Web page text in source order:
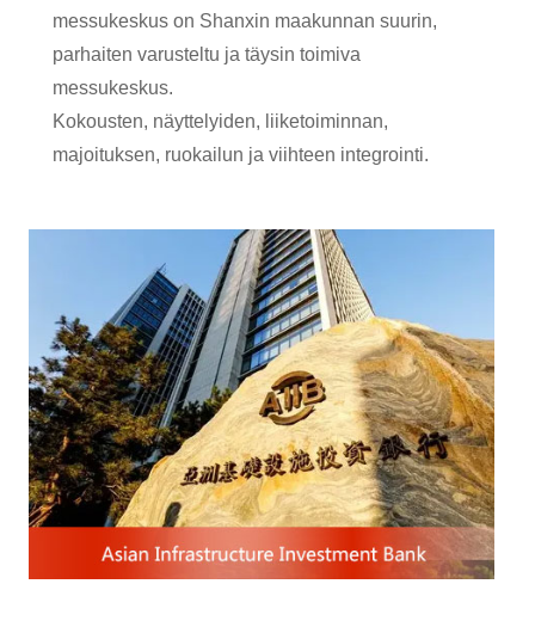
messukeskus on Shanxin maakunnan suurin,
parhaiten varusteltu ja täysin toimiva
messukeskus.
Kokousten, näyttelyiden, liiketoiminnan,
majoituksen, ruokailun ja viihteen integrointi.